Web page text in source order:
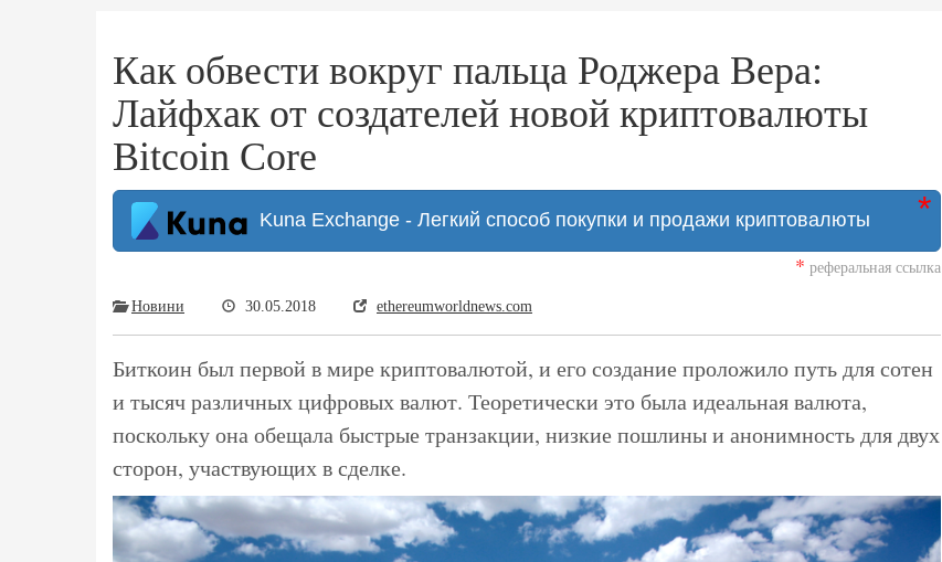
Как обвести вокруг пальца Роджера Вера:
Лайфхак от создателей новой криптовалюты
Bitcoin Core
Kuna Exchange - Легкий способ покупки и продажи криптовалюты
* реферальная ссылка
Новини 30.05.2018 ethereumworldnews.com
Биткоин был первой в мире криптовалютой, и его создание проложило путь для сотен
и тысяч различных цифровых валют. Теоретически это была идеальная валюта,
поскольку она обещала быстрые транзакции, низкие пошлины и анонимность для двух
сторон, участвующих в сделке.